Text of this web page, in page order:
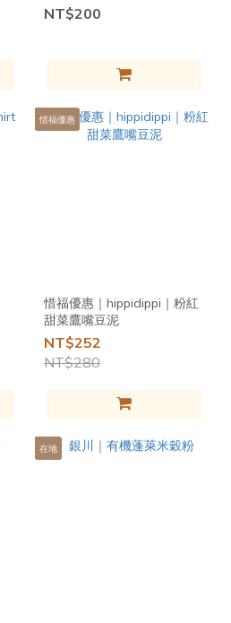
NT$200
惜福優惠
惜福優惠｜hippidippi｜粉紅
甜菜鷹嘴豆泥
NT$252
NT$280
在地